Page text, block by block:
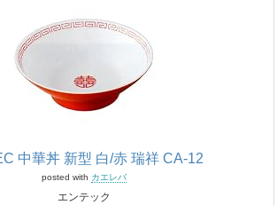
中華丼 新型 白/赤 瑞祥 CA-12
posted with カエレバ
エンテック